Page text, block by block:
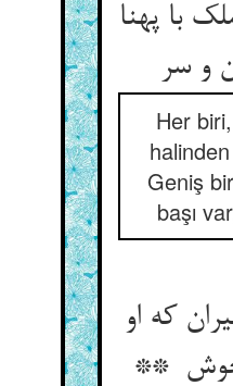
با پهنا
Her
Geniş
başı
که او
**